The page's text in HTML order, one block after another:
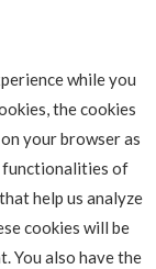
while you
the cookies
your browser as
functionalities of
help us analyze
cookies will be
You also have the